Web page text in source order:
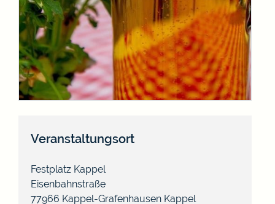
Veranstaltungsort
Festplatz Kappel
Eisenbahnstraße
77966 Kappel-Grafenhausen Kappel